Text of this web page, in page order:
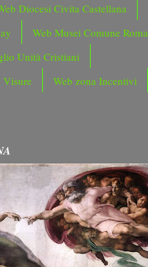
Diocesi Civita Castellana
Web Musei Comune Roma
Unità Cristiani
Visure
Web zona Incentivi